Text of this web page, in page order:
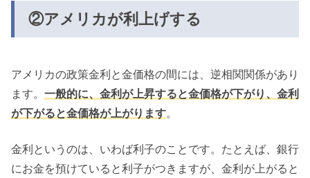
②アメリカが利上げする
アメリカの政策金利と金価格の間には、逆相関関係があり
ます。 一般的に、金利が上昇すると金価格が下がり、金利
が下がると金価格が上がります。
金利というのは、いわば利子のことです。たとえば、銀行
にお金を預けていると利子がつきますが、金利が上がると